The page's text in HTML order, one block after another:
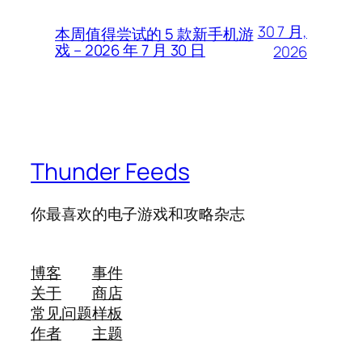
本周值得尝试的 5 款新手机游
戏 – 2026 年 7 月 30 日
30 7 月,
2026
Thunder Feeds
你最喜欢的电子游戏和攻略杂志
博客
关于
常见问题
作者
事件
商店
样板
主题